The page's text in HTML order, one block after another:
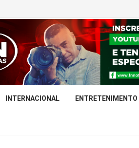
INTERNACIONAL ENTRETENIMENTO